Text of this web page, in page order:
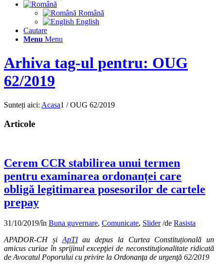
Română
English
Cautare
Menu Menu
Arhiva tag-ul pentru: OUG
62/2019
Sunteți aici: Acasa1 / OUG 62/2019
Articole
Cerem CCR stabilirea unui termen
pentru examinarea ordonanței care
obligă legitimarea posesorilor de cartele
prepay
31/10/2019/în Buna guvernare, Comunicate, Slider /de Rasista
APADOR-CH și ApTIau depus la Curtea Constituțională un
amicus curiae în sprijinul excepţiei de neconstituţionalitate ridicată
de Avocatul Poporului cu privire la Ordonanţa de urgenţă 62/2019